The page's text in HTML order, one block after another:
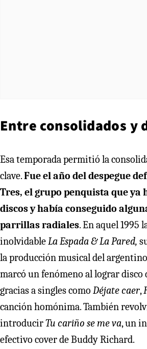
Entre consolidados y
Esa temporada permitió la
clave.Fue el año del despegue
Tres, el grupo penquista que ya
discos y había conseguido
parrillas radiales. En aquel 1995
inolvidable La Espada & La Pared,
la producción musical del
marcó un fenómeno al lograr disco
gracias a singles como Déjate caer,
canción homónima. También
introducirTu cariño se me va, un
efectivo cover de Buddy Richard.